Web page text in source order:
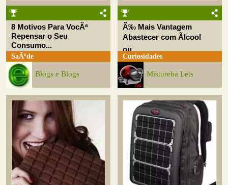
8 Motivos Para VocÃª
Repensar o Seu
Consumo...
SaÃºde
Blogs e Blogs
Ã‰ Mais Vantagem
Abastecer com Ãlcool
ou...
Curiosidades
Mistureba Lets